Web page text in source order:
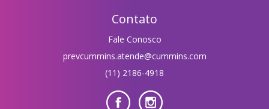
Contato
Fale Conosco
prevcummins.atende@cummins.com
(11) 2186-4918